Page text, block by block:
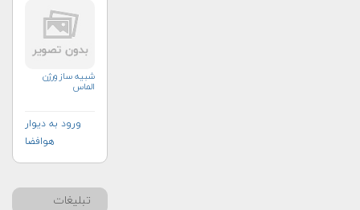
شبیه ساز ورژن
الماس
ورود به دیوار
هوافضا
تبلیغات